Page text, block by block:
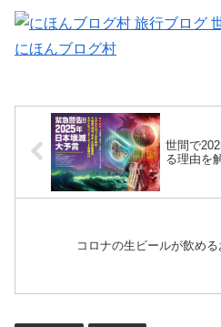
にほんブログ村
世間で
る理由を
コロナの生ビールが飲める